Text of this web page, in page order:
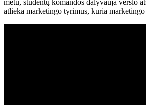
metu, studentų komandos dalyvauja verslo
atlieka marketingo tyrimus, kuria marketingo